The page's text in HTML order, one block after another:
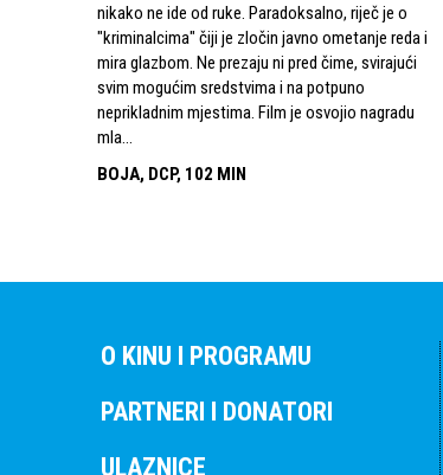
nikako ne ide od ruke. Paradoksalno, riječ je o
"kriminalcima" čiji je zločin javno ometanje reda i
mira glazbom. Ne prezaju ni pred čime, svirajući
svim mogućim sredstvima i na potpuno
neprikladnim mjestima. Film je osvojio nagradu
mla...
BOJA, DCP, 102 MIN
O KINU I PROGRAMU
PARTNERI I DONATORI
ULAZNICE